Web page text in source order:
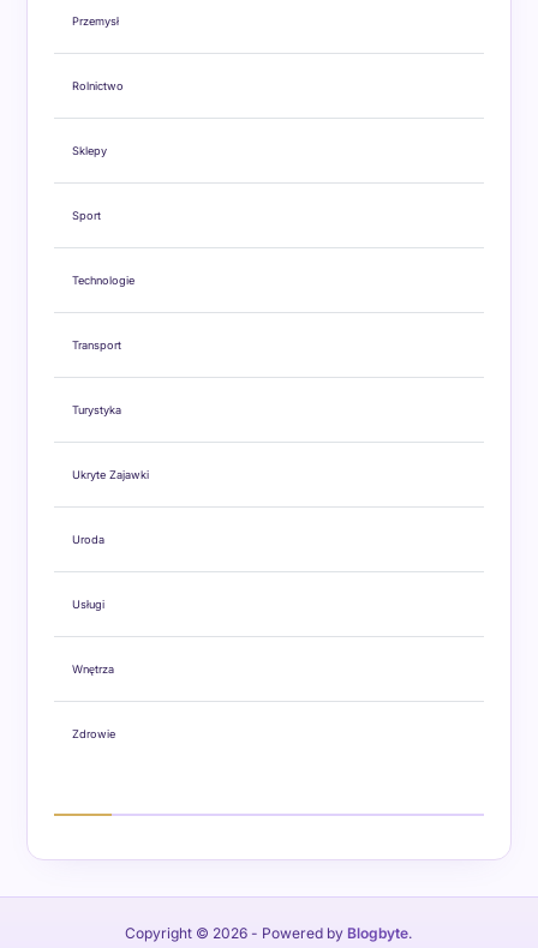
Przemysł
Rolnictwo
Sklepy
Sport
Technologie
Transport
Turystyka
Ukryte Zajawki
Uroda
Usługi
Wnętrza
Zdrowie
Copyright © 2026 - Powered by Blogbyte.